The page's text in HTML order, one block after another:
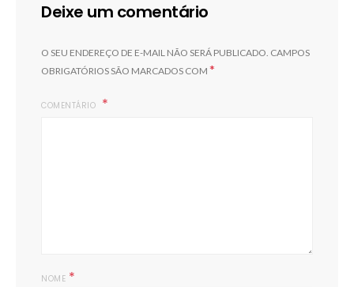
Deixe um comentário
O SEU ENDEREÇO DE E-MAIL NÃO SERÁ PUBLICADO. CAMPOS
OBRIGATÓRIOS SÃO MARCADOS COM *
COMENTÁRIO
NOME *